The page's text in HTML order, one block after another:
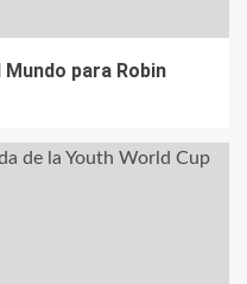
para Robin